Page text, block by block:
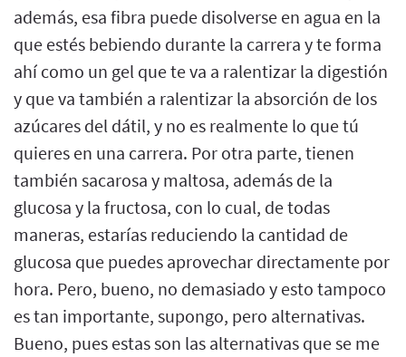
además, esa fibra puede disolverse en agua en la
que estés bebiendo durante la carrera y te forma
ahí como un gel que te va a ralentizar la digestión
y que va también a ralentizar la absorción de los
azúcares del dátil, y no es realmente lo que tú
quieres en una carrera. Por otra parte, tienen
también sacarosa y maltosa, además de la
glucosa y la fructosa, con lo cual, de todas
maneras, estarías reduciendo la cantidad de
glucosa que puedes aprovechar directamente por
hora. Pero, bueno, no demasiado y esto tampoco
es tan importante, supongo, pero alternativas.
Bueno, pues estas son las alternativas que se me